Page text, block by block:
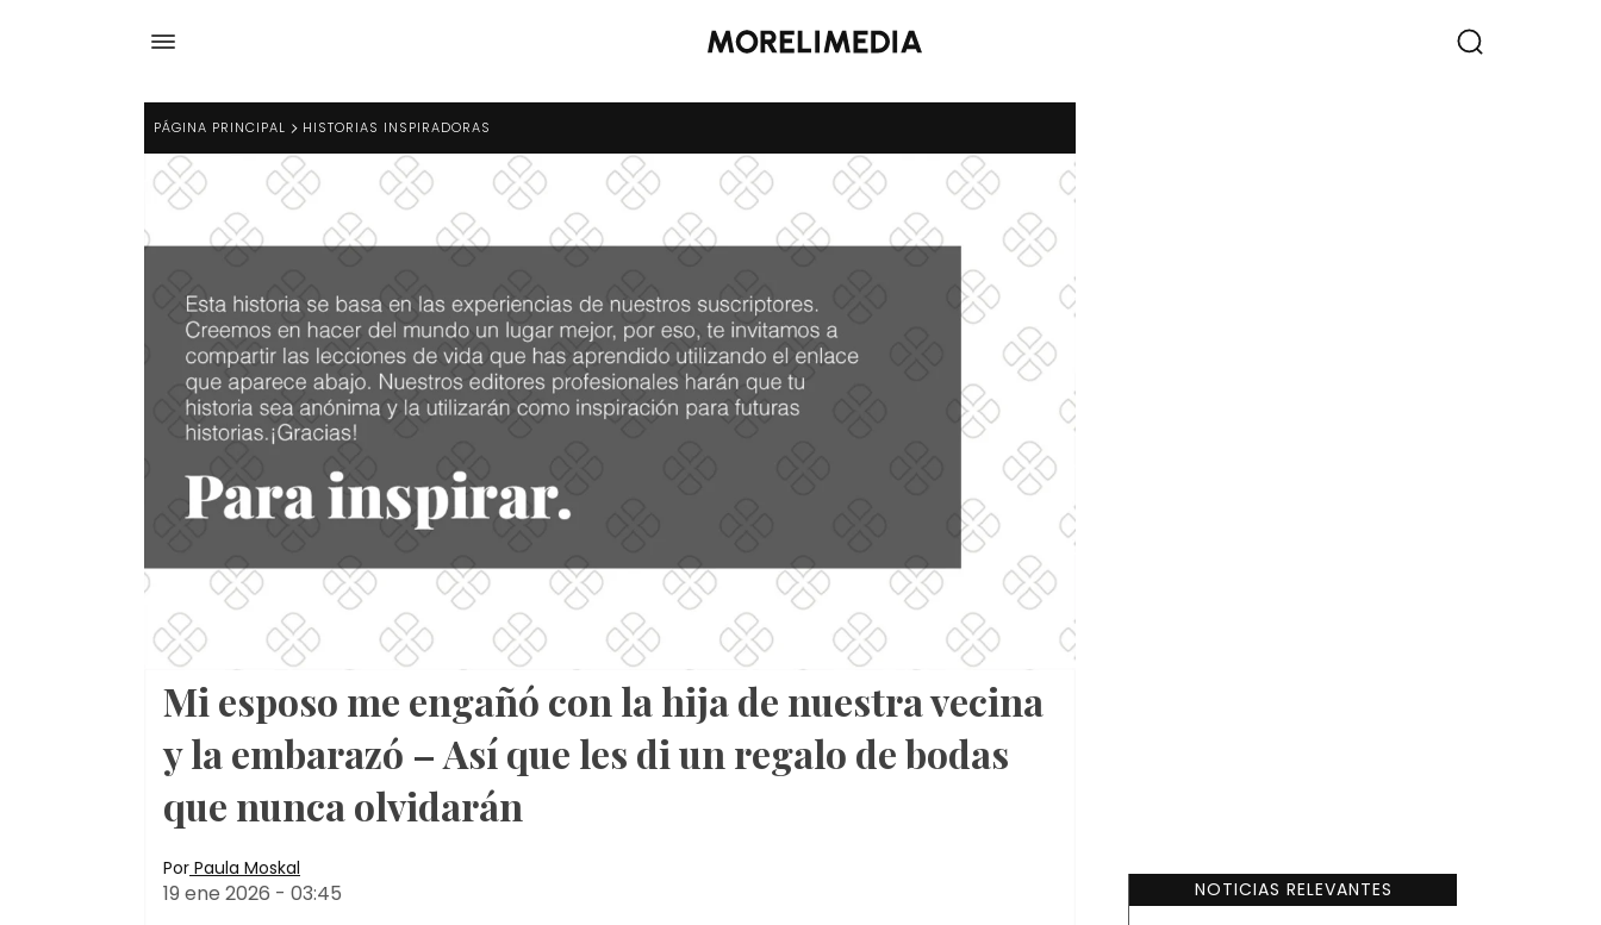
PÁGINA PRINCIPAL HISTORIAS INSPIRADORAS
Mi esposo me engañó con la hija de nuestra vecina
y la embarazó – Así que les di un regalo de bodas
que nunca olvidarán
Por Paula Moskal
19 ene 2026 - 03:45 NOTICIAS RELEVANTES